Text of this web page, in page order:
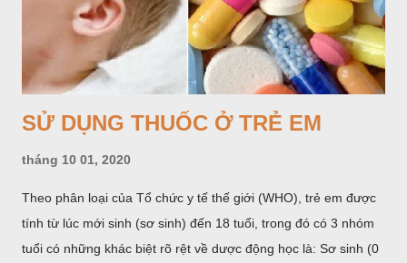
SỬ DỤNG THUỐC Ở TRẺ EM
tháng 10 01, 2020
Theo phân loại của Tổ chức y tế thế giới (WHO), trẻ em được
tính từ lúc mới sinh (sơ sinh) đến 18 tuổi, trong đó có 3 nhóm
tuổi có những khác biệt rõ rệt về dược động học là: Sơ sinh (0